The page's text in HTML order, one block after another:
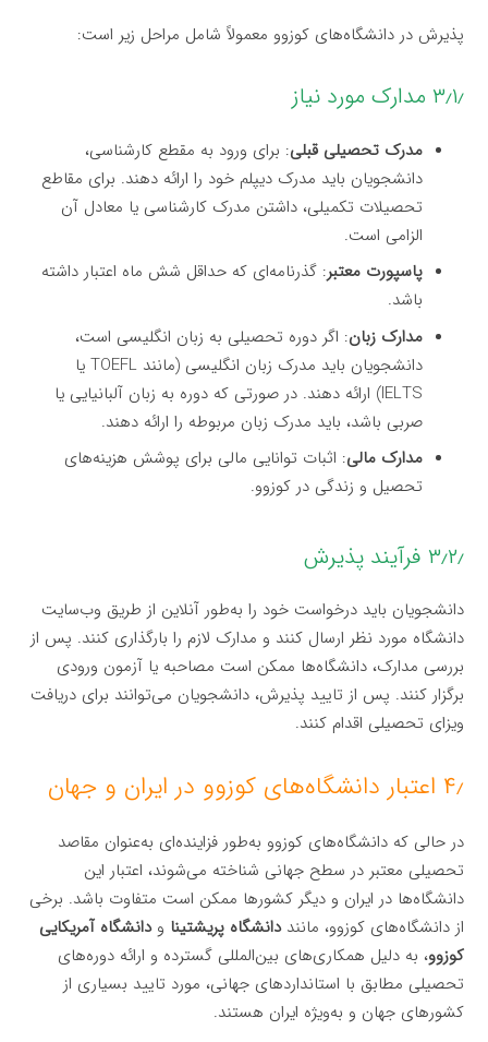
پذیرش در دانشگاه‌های کوزوو معمولاً شامل مراحل زیر است:
۳٫۱٫ مدارک مورد نیاز
مدرک تحصیلی قبلی: برای ورود به مقطع کارشناسی،
دانشجویان باید مدرک دیپلم خود را ارائه دهند. برای مقاطع
تحصیلات تکمیلی، داشتن مدرک کارشناسی یا معادل آن
الزامی است.
پاسپورت معتبر: گذرنامه‌ای که حداقل شش ماه اعتبار داشته
باشد.
مدارک زبان: اگر دوره تحصیلی به زبان انگلیسی است،
دانشجویان باید مدرک زبان انگلیسی (مانند TOEFL یا
IELTS) ارائه دهند. در صورتی که دوره به زبان آلبانیایی یا
صربی باشد، باید مدرک زبان مربوطه را ارائه دهند.
مدارک مالی: اثبات توانایی مالی برای پوشش هزینه‌های
تحصیل و زندگی در کوزوو.
۳٫۲٫ فرآیند پذیرش
دانشجویان باید درخواست خود را به‌طور آنلاین از طریق وب‌سایت
دانشگاه مورد نظر ارسال کنند و مدارک لازم را بارگذاری کنند. پس از
بررسی مدارک، دانشگاه‌ها ممکن است مصاحبه یا آزمون ورودی
برگزار کنند. پس از تایید پذیرش، دانشجویان می‌توانند برای دریافت
ویزای تحصیلی اقدام کنند.
۴٫ اعتبار دانشگاه‌های کوزوو در ایران و جهان
در حالی که دانشگاه‌های کوزوو به‌طور فزاینده‌ای به‌عنوان مقاصد
تحصیلی معتبر در سطح جهانی شناخته می‌شوند، اعتبار این
دانشگاه‌ها در ایران و دیگر کشورها ممکن است متفاوت باشد. برخی
از دانشگاه‌های کوزوو، ماننددانشگاه پریشتینا ودانشگاه آمریکایی
کوزوو، به دلیل همکاری‌های بین‌المللی گسترده و ارائه دوره‌های
تحصیلی مطابق با استانداردهای جهانی، مورد تایید بسیاری از
کشورهای جهان و به‌ویژه ایران هستند.